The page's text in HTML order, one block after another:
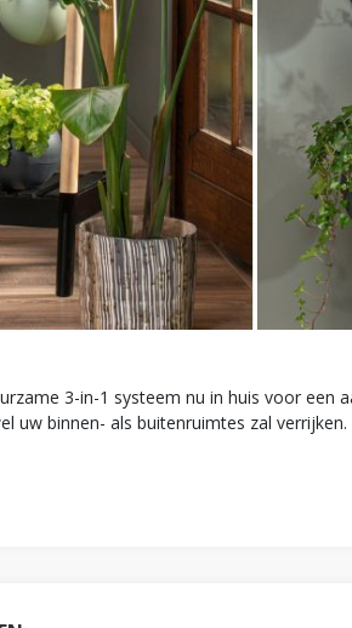
3-in-1 systeem nu in huis voor
binnen- als buitenruimtes zal